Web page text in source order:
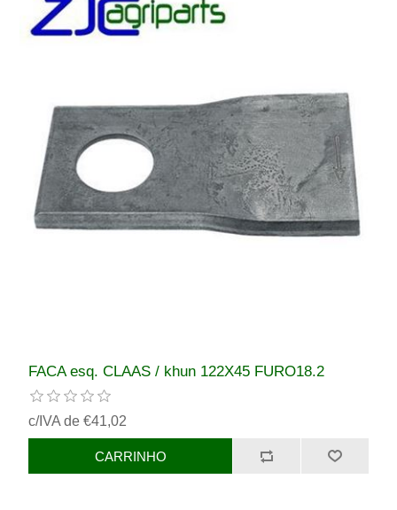
FACA esq. CLAAS / khun 122X45 FURO18.2
c/IVA de €41,02